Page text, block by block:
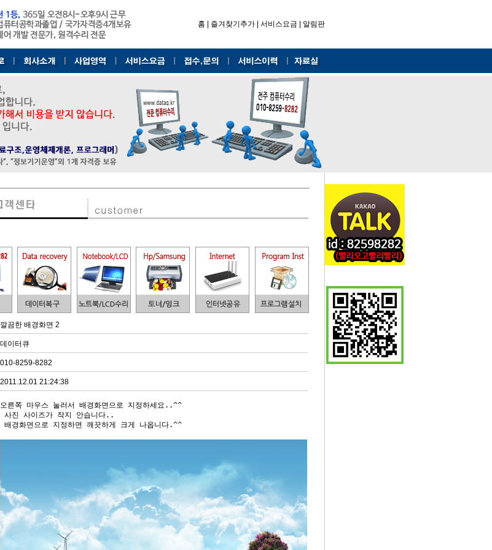
홈 즐겨찾기추가 서비스요금 알림판
깔끔한 배경화면 2
데이터큐
010-8259-8282
2011.12.01 21:24:38
오른쪽 마우스 눌러서 배경화면으로 지정하세요..^^
사진 사이즈가 작지 안습니다..
배경화면으로 지정하면 깨끗하게 크게 나옵니다.^^